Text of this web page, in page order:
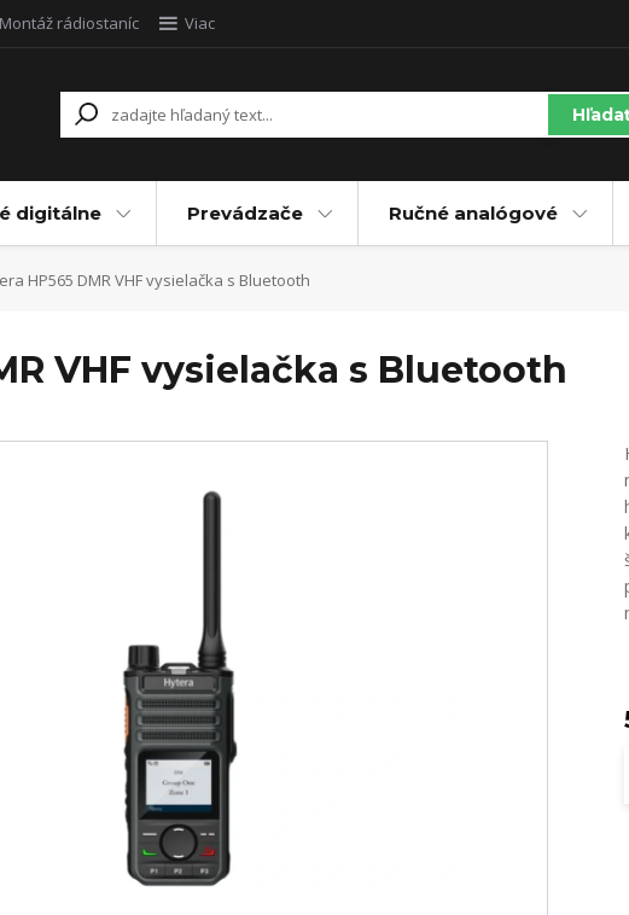
Montáž rádiostaníc Viac
digitálne Prevádzače Ručné analógové
HP565 DMR VHF vysielačka s Bluetooth
VHF vysielačka s Bluetooth